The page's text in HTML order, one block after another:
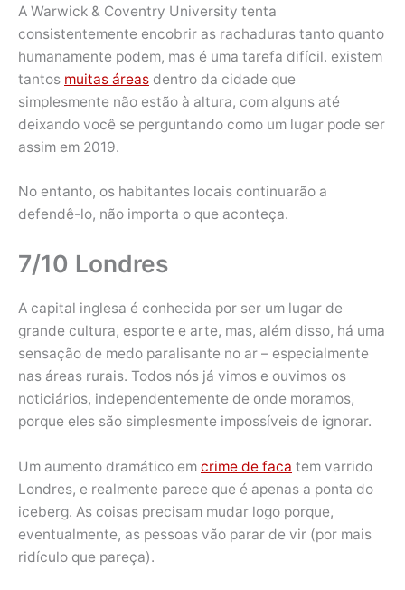
A Warwick & Coventry University tenta
consistentemente encobrir as rachaduras tanto quanto
humanamente podem, mas é uma tarefa difícil. existem
tantos muitas áreas dentro da cidade que
simplesmente não estão à altura, com alguns até
deixando você se perguntando como um lugar pode ser
assim em 2019.
No entanto, os habitantes locais continuarão a
defendê-lo, não importa o que aconteça.
7/10 Londres
A capital inglesa é conhecida por ser um lugar de
grande cultura, esporte e arte, mas, além disso, há uma
sensação de medo paralisante no ar – especialmente
nas áreas rurais. Todos nós já vimos e ouvimos os
noticiários, independentemente de onde moramos,
porque eles são simplesmente impossíveis de ignorar.
Um aumento dramático em crime de faca tem varrido
Londres, e realmente parece que é apenas a ponta do
iceberg. As coisas precisam mudar logo porque,
eventualmente, as pessoas vão parar de vir (por mais
ridículo que pareça).